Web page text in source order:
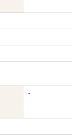
-